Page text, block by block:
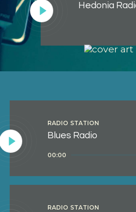
Hedonia
RADIO STATION
Blues Radio
Lecteur
00:00
RADIO STATION